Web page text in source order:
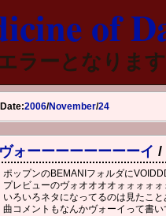
of
ラーとなりま
Date:2006/November/24
ヴォーーーーーーーーイ /
ポップンのBEMANIフォルダに
プレビューのヴォオオオオォォォォ
いろいろネタになってるのは見たこ
曲コメントもなんかヴォーイって書